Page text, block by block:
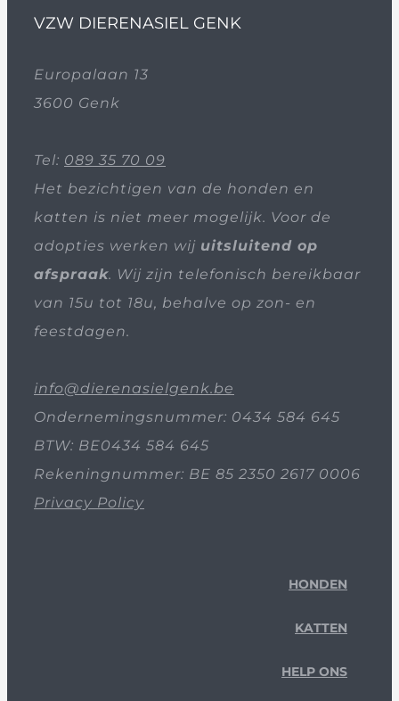
VZW DIERENASIEL GENK
Europalaan 13
3600 Genk
Tel: 089 35 70 09
Het bezichtigen van de honden en
katten is niet meer mogelijk. Voor de
adopties werken wij uitsluitend op
afspraak. Wij zijn telefonisch bereikbaar
van 15u tot 18u, behalve op zon- en
feestdagen.
info@dierenasielgenk.be
Ondernemingsnummer: 0434 584 645
BTW: BE0434 584 645
Rekeningnummer: BE 85 2350 2617 0006
Privacy Policy
HONDEN
KATTEN
HELP ONS